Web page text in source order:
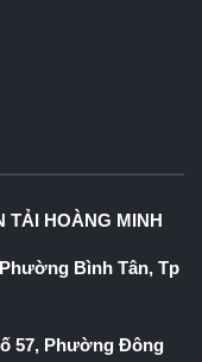
TẢI HOÀNG MINH
Bình Tân, Tp
57, Phường Đông